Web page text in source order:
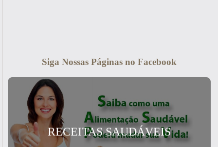
Siga Nossas Páginas no Facebook
RECEITAS SAUDÁVEIS